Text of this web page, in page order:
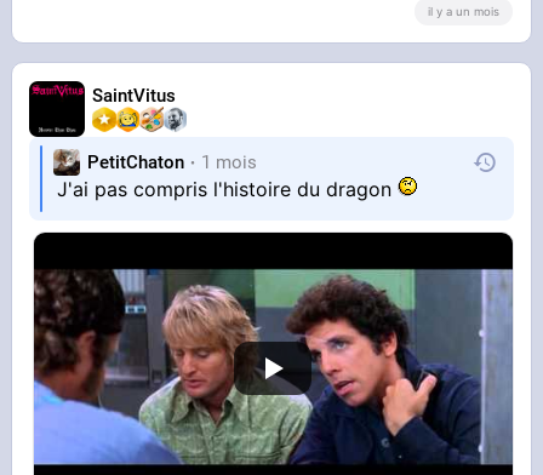
il y a un mois
SaintVitus
PetitChaton 1 mois
J'ai pas compris l'histoire du dragon